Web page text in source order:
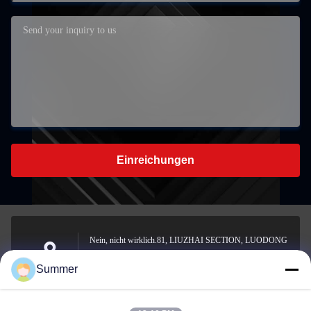
Einreichungen
Adresse
Nein, nicht wirklich.81, LIUZHAI SECTION, LUODONG
Summer